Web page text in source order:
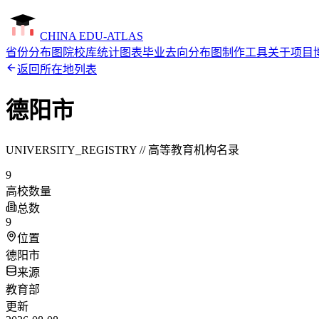
CHINA EDU-ATLAS
省份分布图 院校库统计图表毕业去向分布图制作工具关于项目
返回所在地列表
德阳市
UNIVERSITY_REGISTRY // 高等教育机构名录
9
高校数量
总数
9
位置
德阳市
来源
教育部
更新